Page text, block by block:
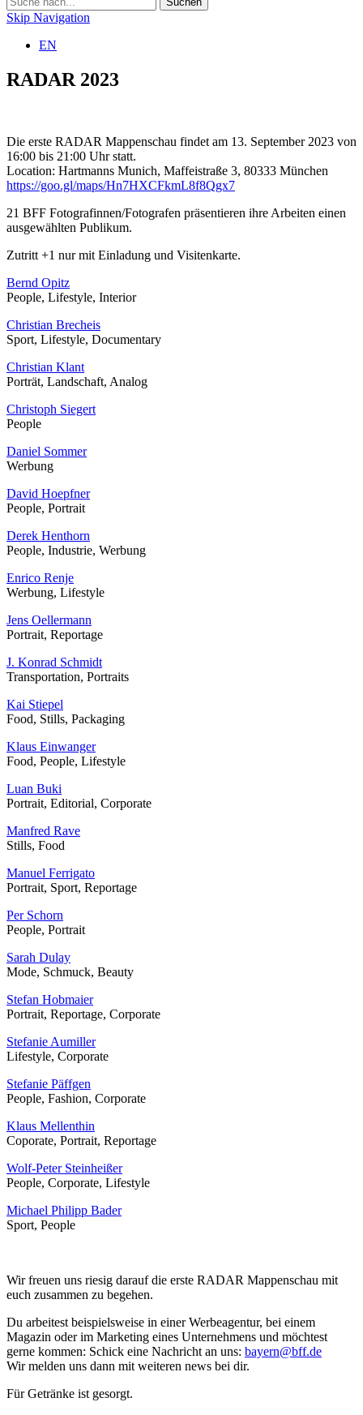
Skip Navigation
EN
RADAR 2023
Die erste RADAR Mappenschau findet am 13. September 2023 von
16:00 bis 21:00 Uhr statt.
Location: Hartmanns Munich, Maffeistraße 3, 80333 München
https://goo.gl/maps/Hn7HXCFkmL8f8Qgx7
21 BFF Fotografinnen/Fotografen präsentieren ihre Arbeiten einen
ausgewählten Publikum.
Zutritt +1 nur mit Einladung und Visitenkarte.
Bernd Opitz
People, Lifestyle, Interior
Christian Brecheis
Sport, Lifestyle, Documentary
Christian Klant
Porträt, Landschaft, Analog
Christoph Siegert
People
Daniel Sommer
Werbung
David Hoepfner
People, Portrait
Derek Henthorn
People, Industrie, Werbung
Enrico Renje
Werbung, Lifestyle
Jens Oellermann
Portrait, Reportage
J. Konrad Schmidt
Transportation, Portraits
Kai Stiepel
Food, Stills, Packaging
Klaus Einwanger
Food, People, Lifestyle
Luan Buki
Portrait, Editorial, Corporate
Manfred Rave
Stills, Food
Manuel Ferrigato
Portrait, Sport, Reportage
Per Schorn
People, Portrait
Sarah Dulay
Mode, Schmuck, Beauty
Stefan Hobmaier
Portrait, Reportage, Corporate
Stefanie Aumiller
Lifestyle, Corporate
Stefanie Päffgen
People, Fashion, Corporate
Klaus Mellenthin
Coporate, Portrait, Reportage
Wolf-Peter Steinheißer
People, Corporate, Lifestyle
Michael Philipp Bader
Sport, People
Wir freuen uns riesig darauf die erste RADAR Mappenschau mit
euch zusammen zu begehen.
Du arbeitest beispielsweise in einer Werbeagentur, bei einem
Magazin oder im Marketing eines Unternehmens und möchtest
gerne kommen: Schick eine Nachricht an uns: bayern@bff.de
Wir melden uns dann mit weiteren news bei dir.
Für Getränke ist gesorgt.